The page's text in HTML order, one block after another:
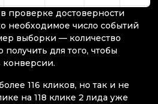
проверке достоверности
необходимое число событий
выборки — количество
для того, чтобы
конверсии.
116 кликов, но так и не
на 118 клике 2 лида уже